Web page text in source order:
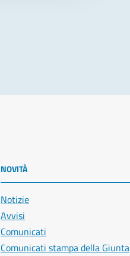
NOVITÀ
Notizie
Avvisi
Comunicati
Comunicati stampa della Giunta